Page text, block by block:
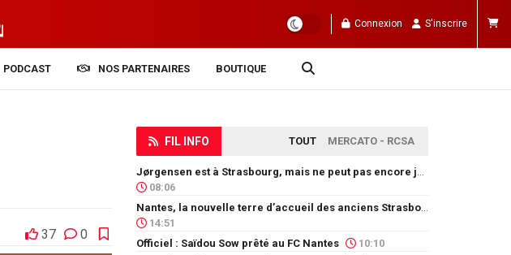
Connexion S'inscrire
PODCAST NOS PARTENAIRES BOUTIQUE
37 0
FIL INFO TOUT MERCATO - RCSA
08:06
14:51
Officiel : Saïdou Sow prêté au FC Nantes
10:10